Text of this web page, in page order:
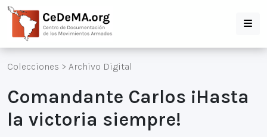
Colecciones > Archivo Digital
Comandante Carlos ¡Hasta
la victoria siempre!